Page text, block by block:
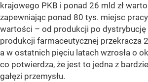
krajowego PKB i ponad 26 mld zł
zapewniając ponad 80 tys. miejsc pracy
wartości – od produkcji po dystrybucję
produkcji farmaceutycznej przekracza
a w ostatnich pięciu latach wzrosła o
co potwierdza, że jest to jedna z
gałęzi przemysłu.